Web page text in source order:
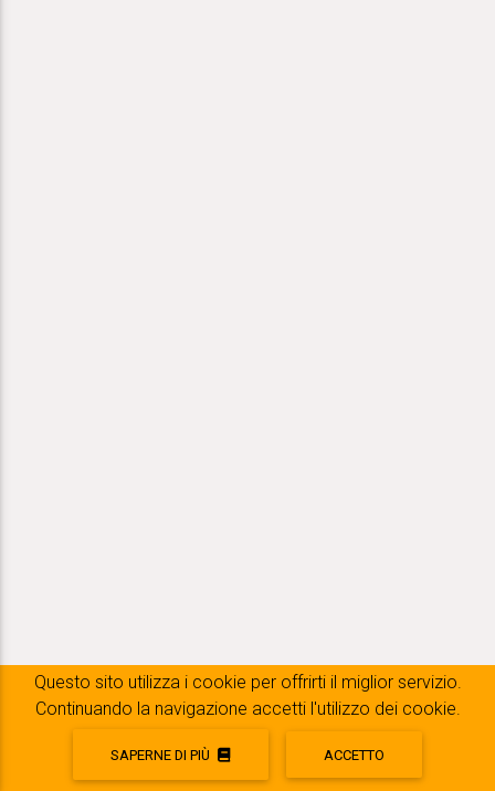
Questo sito utilizza i cookie per offrirti il ​​miglior servizio.
Continuando la navigazione accetti l'utilizzo dei cookie.
SAPERNE DI PIÙ ACCETTO